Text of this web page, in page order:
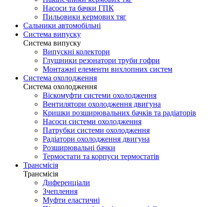
Насоси та бачки ГПК
Пильовики кермових тяг
Сальники автомобільні
Система випуску
Система випуску
Випускні колектори
Глушники резонатори труби гофри
Монтажні елементи вихлопних систем
Система охолодження
Система охолодження
Віскомуфти системи охолодження
Вентилятори охолодження двигуна
Кришки розширювальних бачків та радіаторів
Насоси системи охолодження
Патрубки системи охолодження
Радіатори охолодження двигуна
Розширювальні бачки
Термостати та корпуси термостатів
Трансмісія
Трансмісія
Диференціали
Зчеплення
Муфти еластичні